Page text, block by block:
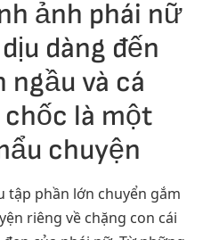
ảnh phái nữ
dàng đến
ngầu và cá
là một
chuyện
phần lớn chuyển gắm
riêng về chặng con cái